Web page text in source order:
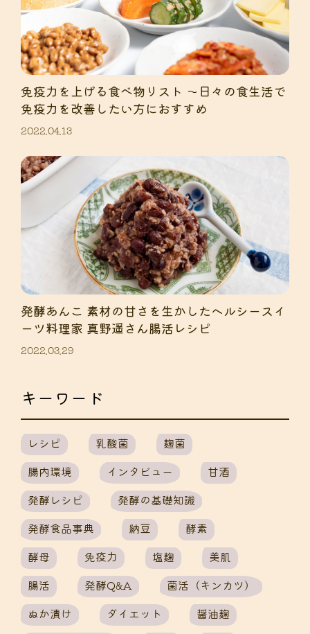
免疫力を上げる食べ物リスト 〜日々の食生活で
免疫力を改善したい方におすすめ
2022.04.13
発酵あんこ 素材の甘さを生かしたヘルシースイ
ーツ料理家 真野遥さん腸活レシピ
2022.03.29
キーワード
レシピ 乳酸菌
麹菌
腸内環境
インタビュー
甘酒
発酵レシピ
発酵の基礎知識
発酵食品事典
納豆
酵素
酵母
免疫力 塩麹
美肌
腸活
発酵Q&A
菌活（キンカツ）
ぬか漬け
ダイエット
醤油麹